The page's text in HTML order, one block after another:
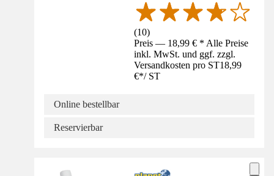
(10)
Preis — 18,99 € * Alle Preise
inkl. MwSt. und ggf. zzgl.
Versandkosten pro ST18,99
€*/ ST
Online bestellbar
Reservierbar